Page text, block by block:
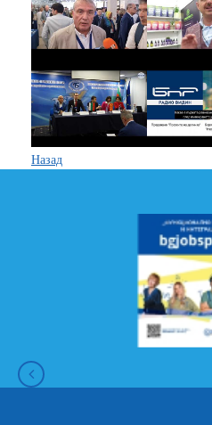
Назад